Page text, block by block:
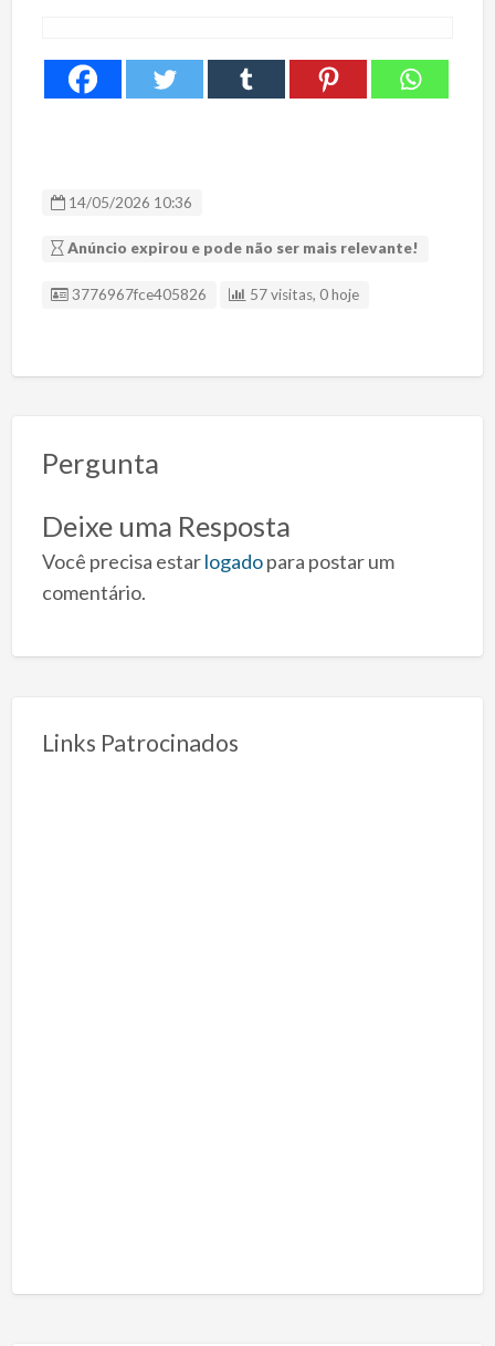
14/05/2026 10:36
Anúncio expirou e pode não ser mais relevante!
ID Anúncio
3776967fce405826 57 visitas, 0 hoje
Pergunta
Deixe uma Resposta
Você precisa estarlogadopara postar um
comentário.
Links Patrocinados